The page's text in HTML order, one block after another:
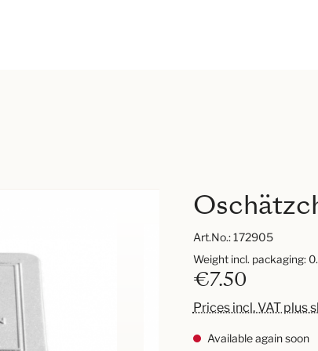
Art.No.:172905
€7.50
Prices incl. VAT plus
Available again soon
Weight incl. packaging: